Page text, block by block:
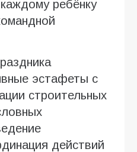
ребёнку
эстафеты с
строительных
действий